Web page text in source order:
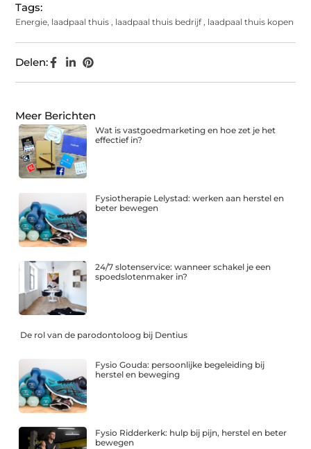
Tags:
Energie, laadpaal thuis , laadpaal thuis bedrijf, laadpaal thuis kopen
Delen:
Meer Berichten
Wat is vastgoedmarketing en hoe zet je het
effectief in?
Fysiotherapie Lelystad: werken aan herstel en
beter bewegen
24/7 slotenservice: wanneer schakel je een
spoedslotenmaker in?
De rol van de parodontoloog bij Dentius
Fysio Gouda: persoonlijke begeleiding bij
herstel en beweging
Fysio Ridderkerk: hulp bij pijn, herstel en beter
bewegen